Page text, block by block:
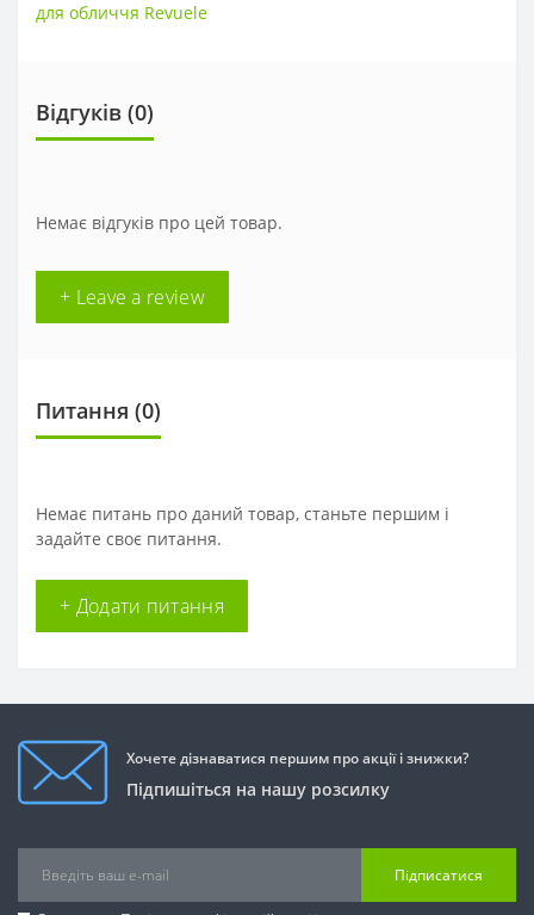
для обличчя Revuele
Відгуків (0)
Немає відгуків про цей товар.
+ Leave a review
Питання (0)
Немає питань про даний товар, станьте першим і
задайте своє питання.
+ Додати питання
Хочете дізнаватися першим про акції і знижки?
Підпишіться на нашу розсилку
Підписатися